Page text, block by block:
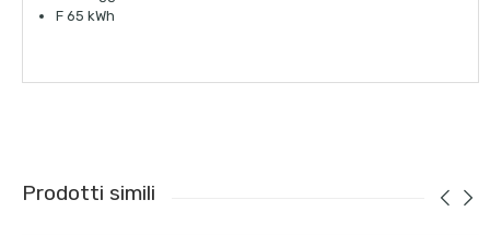
F 65 kWh
Prodotti simili